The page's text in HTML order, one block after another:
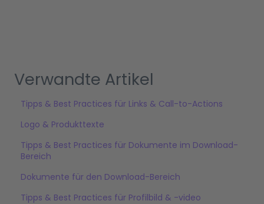
Verwandte Artikel
Tipps & Best Practices für Links & Call-to-Actions
Logo & Produkttexte
Tipps & Best Practices für Dokumente im Download-
Bereich
Dokumente für den Download-Bereich
Tipps & Best Practices für Profilbild & -video